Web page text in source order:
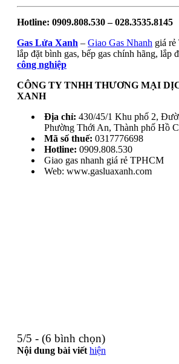
Hotline: 0909.808.530– 028.3535.8145
Gas Lửa Xanh – Giao Gas Nhanh giá
lắp đặt bình gas, bếp gas chính hãng, lắp
công nghiệp
CÔNG TY TNHH THƯƠNG MẠI
XANH
Địa chỉ: 430/45/1 Khu phố 2,
Phường Thới An, Thành phố Hồ
Mã số thuế: 0317776698
Hotline: 0909.808.530
Giao gas nhanh giá rẻ TPHCM
Web: www.gasluaxanh.com
5/5 - (6 bình chọn)
Nội dung bài viết hiện